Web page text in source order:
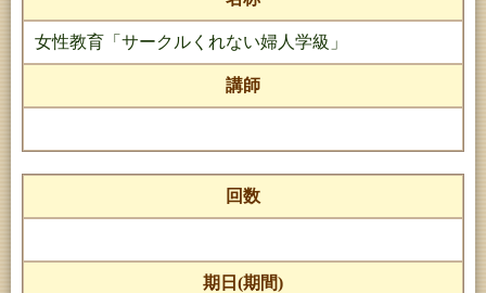
女性教育「サークルくれない婦人学級」
講師
回数
期日(期間)